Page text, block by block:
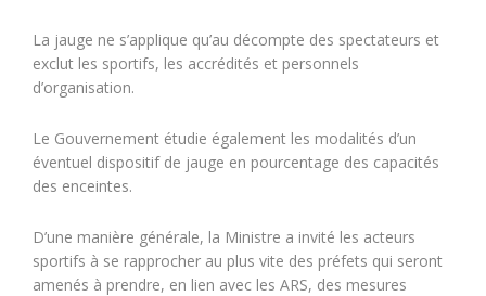
La jauge ne s’applique qu’au décompte des spectateurs et
exclut les sportifs, les accrédités et personnels
d’organisation.
Le Gouvernement étudie également les modalités d’un
éventuel dispositif de jauge en pourcentage des capacités
des enceintes.
D’une manière générale, la Ministre a invité les acteurs
sportifs à se rapprocher au plus vite des préfets qui seront
amenés à prendre, en lien avec les ARS, des mesures